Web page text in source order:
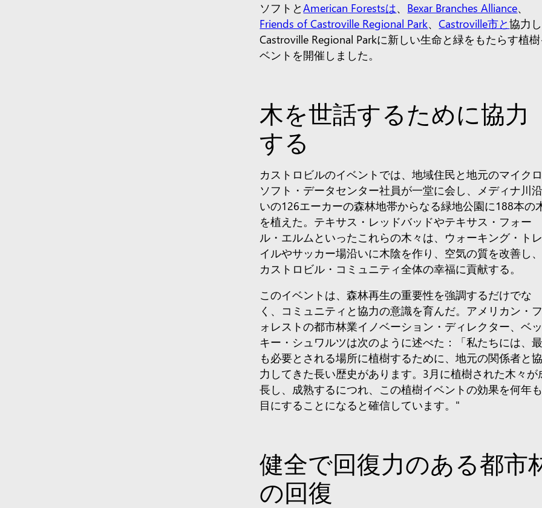
ソフトとAmerican Forestsは、 Bexar Branches Alliance、
Friends of Castroville Regional Park、Castroville市と協力し
Castroville Regional Parkに新しい生命と緑をもたらす植樹
ベントを開催しました。
木を世話するために協力
する
カストロビルのイベントでは、地域住民と地元のマイクロ
ソフト・データセンター社員が一堂に会し、メディナ川沿
いの126エーカーの森林地帯からなる緑地公園に188本の
を植えた。テキサス・レッドバッドやテキサス・フォー
ル・エルムといったこれらの木々は、ウォーキング・トレ
イルやサッカー場沿いに木陰を作り、空気の質を改善し、
カストロビル・コミュニティ全体の幸福に貢献する。
このイベントは、森林再生の重要性を強調するだけでな
く、コミュニティと協力の意識を育んだ。アメリカン・フ
ォレストの都市林業イノベーション・ディレクター、ベッ
キー・シュワルツは次のように述べた：「私たちには、最
も必要とされる場所に植樹するために、地元の関係者と協
力してきた長い歴史があります。3月に植樹された木々が
長し、成熟するにつれ、この植樹イベントの効果を何年も
目にすることになると確信しています。"
健全で回復力のある都市
の回復